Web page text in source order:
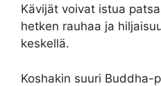
Kävijät voivat istua
hetken rauhaa ja
keskellä.
Koshakin suuri Buddha-